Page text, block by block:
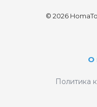
© 2026
О
Политика